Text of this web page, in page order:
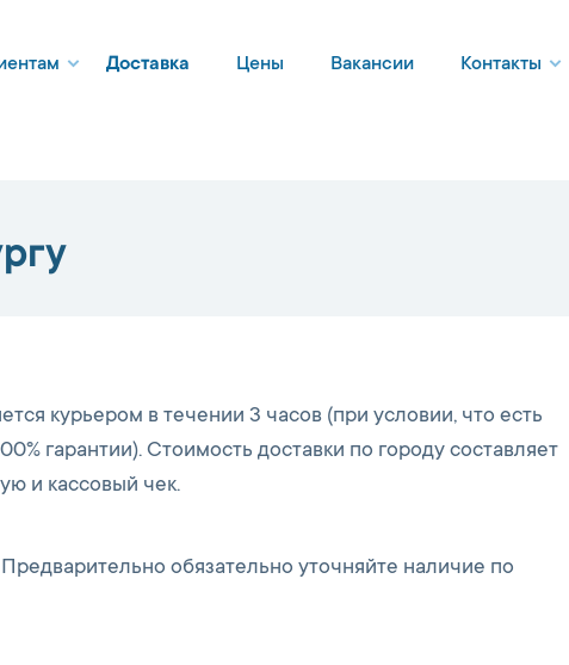
Доставка Цены Вакансии Контакты
курьером в течении 3 часов (при условии, что есть
гарантии). Стоимость доставки по городу составляет
и кассовый чек.
обязательно уточняйте наличие по